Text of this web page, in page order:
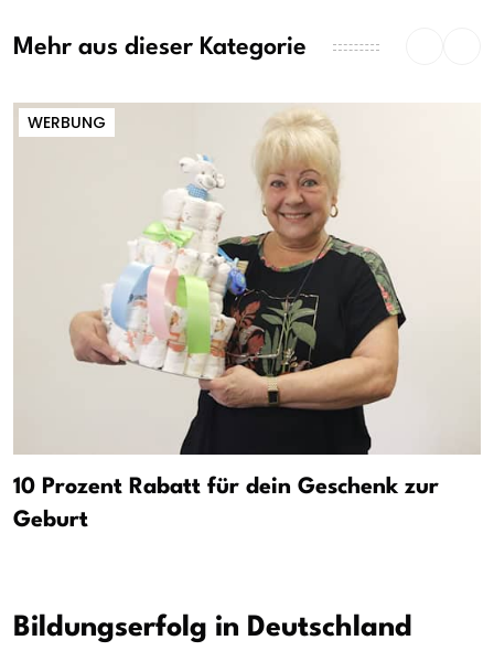
Mehr aus dieser Kategorie
WERBUNG
10 Prozent Rabatt für dein Geschenk zur
Geburt
Bildungserfolg in Deutschland